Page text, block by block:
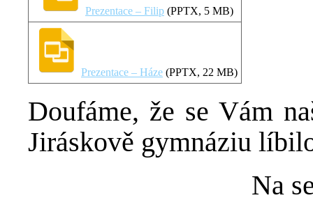
Prezentace – Filip (PPTX, 5 MB)
Prezentace – Háze (PPTX, 22 MB)
Doufáme, že se Vám
Jiráskově gymnáziu
Na